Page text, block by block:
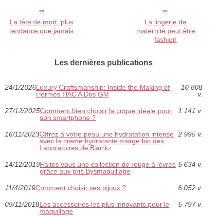
La tête de mort, plus
tendance que jamais
La lingerie de
maternité peut être
fashion
Les dernières publications
24/1/2026Luxury Craftsmanship: Inside the Making of
Hermès HAC A Dos GM
10 808
v.
27/12/2025Comment bien choisir la coque idéale pour
son smartphone ?
1 141 v.
16/11/2023Offrez à votre peau une hydratation intense
avec la crème hydratante visage bio des
Laboratoires de Biarritz
2 995 v.
14/12/2019Faites vous une collection de rouge à lèvres
grâce aux pris Bysmaquillage
5 634 v.
11/4/2019Comment choisir ses bijoux ? 6 052 v.
09/11/2018Les accessoires les plus innovants pour le
maquillage
5 797 v.